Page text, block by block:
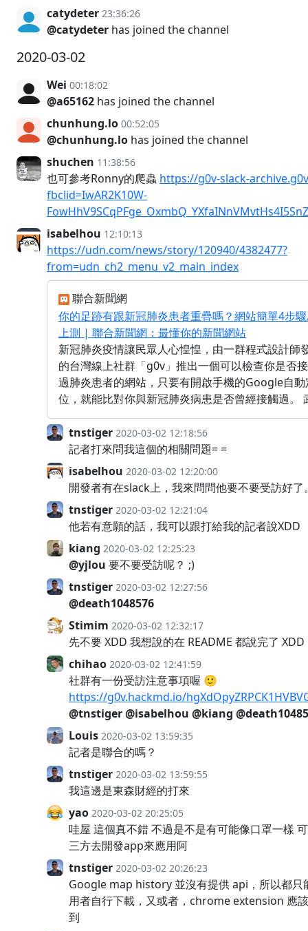
catydeter 23:36:26
@catydeter has joined the channel
2020-03-02
Wei 00:18:02
@a65162 has joined the channel
chunhung.lo 00:52:05
@chunhung.lo has joined the channel
shuchen 11:38:56
也可參考Ronny的爬蟲 https://g0v-slack-
fbclid=IwAR2K10W-
isabelhou 12:10:13
https://udn.com/news/story/120940/4382477?
from=udn_ch2_menu_v2_main_index
聯合新聞網
你的足跡有跟新冠肺炎患者重疊嗎？網站簡單4步
上測 | 聯合新聞網：最懂你的新聞網站
新冠肺炎疫情讓民眾人心惶惶，由一群程式設計師
的台灣線上社群「g0v」推出一個可以檢查你是否
過肺炎患者的網站，只要有開啟手機的Google自動
位，就能比對你與新冠肺炎病患是否曾經接觸過。
tnstiger 2020-03-02 12:18:56
記者打來問我這個的相關問題= =
isabelhou 2020-03-02 12:20:00
開發者有在slack上，我來問問他要不要受訪好了
tnstiger 2020-03-02 12:21:04
他若有意願的話，我可以跟打給我的記者說XDD
kiang 2020-03-02 12:25:23
@yjlou 要不要受訪呢？ ;)
tnstiger 2020-03-02 12:27:56
@death1048576
Stimim 2020-03-02 12:32:17
先不要 XDD 我想說的在 README 都說完了 XDD
chihao 2020-03-02 12:41:59
社群有一份受訪注意事項喔 🙂
https://g0v.hackmd.io/
@tnstiger@isabelhou @kiang
Louis 2020-03-02 13:59:35
記者是聯合的嗎？
tnstiger 2020-03-02 13:59:55
我這邊是東森財經的打來
yao 2020-03-02 20:25:05
哇屋 這個真不錯 不過是不是有可能像口罩一樣
三方去開發app來應用阿
tnstiger 2020-03-02 20:26:23
Google map history 並沒有提供 api，所以都只
用者自行下載，又或者，chrome extension 應
到